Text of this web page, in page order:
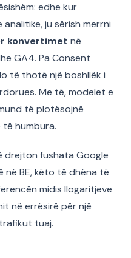
edhe kur
ju sërish merrni
konvertimet në
GA4. Pa Consent
të thotë një boshllëk i
Me të, modelet e
të plotësojnë
humbura.
drejton fushata Google
BE, këto të dhëna të
midis llogaritjeve
në errësirë për një
tuaj.